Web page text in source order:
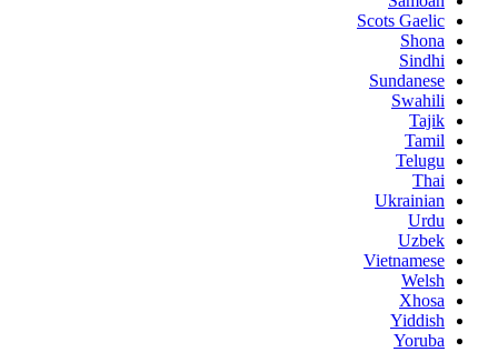
Scots Gaelic
Shona
Sindhi
Sundanese
Swahili
Tajik
Tamil
Telugu
Thai
Ukrainian
Urdu
Uzbek
Vietnamese
Welsh
Xhosa
Yiddish
Yoruba